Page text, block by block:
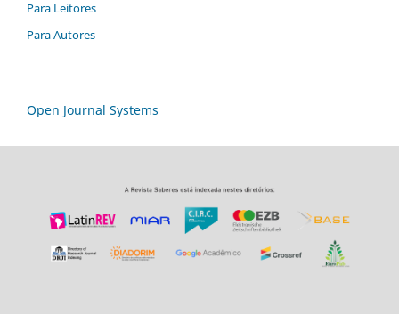
Para Leitores
Para Autores
Open Journal Systems